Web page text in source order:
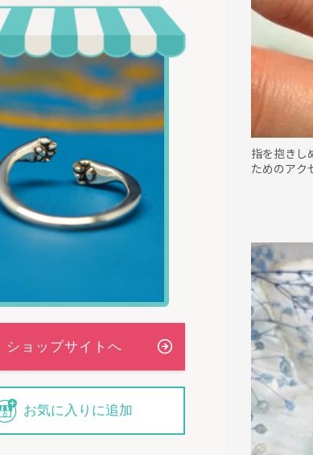
お気に入りに追加
指を抱きし
ためのアク